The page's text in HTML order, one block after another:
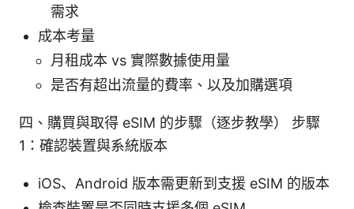
需求
成本考量
月租成本 vs 實際數據使用量
是否有超出流量的費率、以及加購選項
四、購買與取得 eSIM 的步驟（逐步教學） 步驟
1：確認裝置與系統版本
iOS、Android 版本需更新到支援 eSIM 的版本